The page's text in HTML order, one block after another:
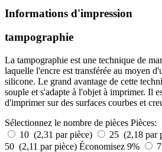
Informations d'impression
tampographie
La tampographie est une technique de
laquelle l'encre est transférée au moyen
silicone. Le grand avantage de cette
souple et s'adapte à l'objet à imprimer. Il
d'imprimer sur des surfaces courbes et
Sélectionnez le nombre de pièces Pièces:
10 (2,31 par pièce)
25 (2,18 par
50 (2,11 par pièce) Économisez 9%